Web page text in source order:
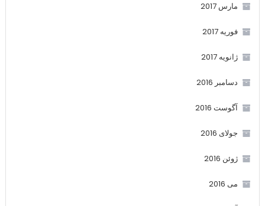
مارس 2017
فوریه 2017
ژانویه 2017
دسامبر 2016
آگوست 2016
جولای 2016
ژوئن 2016
می 2016